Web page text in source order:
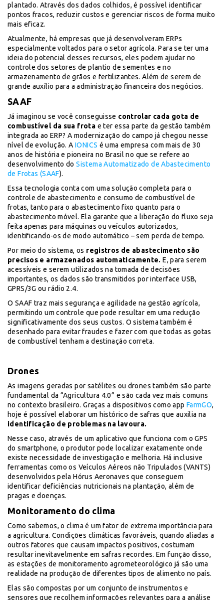
plantado. Através dos dados colhidos, é possível identificar
pontos fracos, reduzir custos e gerenciar riscos de forma muito
mais eficaz.
Atualmente, há empresas que já desenvolveram ERPs
especialmente voltados para o setor agrícola. Para se ter uma
ideia do potencial desses recursos, eles podem ajudar no
controle dos setores de plantio de sementes e no
armazenamento de grãos e fertilizantes. Além de serem de
grande auxílio para a administração financeira dos negócios.
SAAF
Já imaginou se você conseguisse controlar cada gota de
combustível da sua frota e ter essa parte da gestão também
integrada ao ERP? A modernização do campo já chegou nesse
nível de evolução. A IONICS é uma empresa com mais de 30
anos de história e pioneira no Brasil no que se refere ao
desenvolvimento doSistema Automatizado de Abastecimento
de Frotas (SAAF).
Essa tecnologia conta com uma solução completa para o
controle de abastecimento e consumo de combustível de
frotas, tanto para o abastecimento fixo quanto para o
abastecimento móvel. Ela garante que a liberação do fluxo seja
feita apenas para máquinas ou veículos autorizados,
identificando-os de modo automático – sem perda de tempo.
Por meio do sistema, os registros de abastecimento são
precisos e armazenados automaticamente. E, para serem
acessíveis e serem utilizados na tomada de decisões
importantes, os dados são transmitidos por interface USB,
GPRS/3G ou rádio 2.4.
O SAAF traz mais segurança e agilidade na gestão agrícola,
permitindo um controle que pode resultar em uma redução
significativamente dos seus custos. O sistema também é
desenhado para evitar fraudes e fazer com que todas as gotas
de combustível tenham a destinação correta.
Drones
As imagens geradas por satélites ou drones também são parte
fundamental da “Agricultura 4.0” e são cada vez mais comuns
no contexto brasileiro. Graças a dispositivos como app FarmGO,
hoje é possível elaborar um histórico de safras que auxilia na
identificação de problemas na lavoura.
Nesse caso, através de um aplicativo que funciona com o GPS
do smartphone, o produtor pode localizar exatamente onde
existe necessidade de investigação e melhoria. Há inclusive
ferramentas como os Veículos Aéreos não Tripulados (VANTS)
desenvolvidos pela Hórus Aeronaves que conseguem
identificar deficiências nutricionais na plantação, além de
pragas e doenças.
Monitoramento do clima
Como sabemos, o clima é um fator de extrema importância para
a agricultura. Condições climáticas favoráveis, quando aliadas a
outros fatores que causam impactos positivos, costumam
resultar inevitavelmente em safras recordes. Em função disso,
as estações de monitoramento agrometeorológico já são uma
realidade na produção de diferentes tipos de alimento no país.
Elas são compostas por um conjunto de instrumentos e
sensores que recolhem informações relevantes para a análise